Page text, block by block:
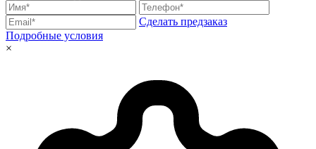
Сделать предзаказ
Подробные условия
×